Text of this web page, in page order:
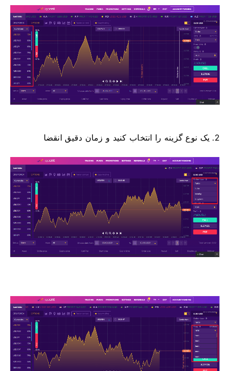
2. یک نوع گزینه را انتخاب کنید و زمان دقیق انقضا